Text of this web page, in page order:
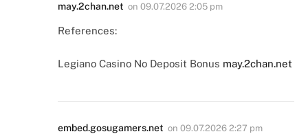
may.2chan.net on 09.07.2026 2:05 pm
References:
Legiano Casino No Deposit Bonus may.2chan.net
embed.gosugamers.net on 09.07.2026 2:27 pm